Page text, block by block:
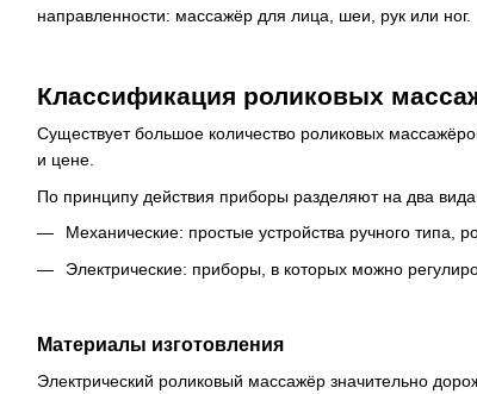
направленности: массажёр для лица, шеи, рук или ног.
Классификация роликовых
Существует большое количество роликовых
и цене.
По принципу действия приборы разделяют на два
Механические: простые устройства ручного типа,
Электрические: приборы, в которых можно
Материалы изготовления
Электрический роликовый массажёр значительно